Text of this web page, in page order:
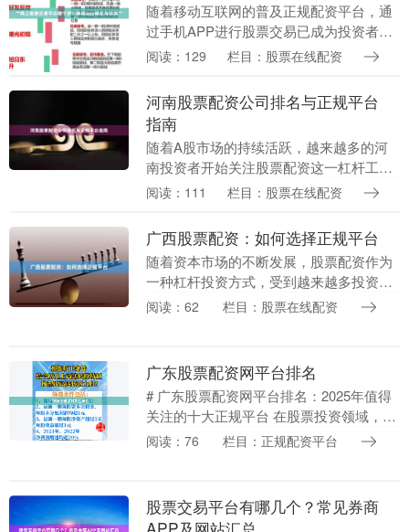
随着移动互联网的普及正规配资平台，通
过手机APP进行股票交易已成为投资者的
主流选择。面对市场上琳琅满目的券商应
哪个好？本文将....
阅读：129 栏目：股票在线配资
河南股票配资公司排名与正规平台
指南
随着A股市场的持续活跃，越来越多的河
南投资者开始关注股票配资这一杠杆工
具。然而，面对市场上众多配资公司，如
在线配资，成为投....
阅读：111 栏目：股票在线配资
广西股票配资：如何选择正规平台
随着资本市场的不断发展，股票配资作为
一种杠杆投资方式，受到越来越多投资者
的关注。在广西地区，股票配资平台数量
阅读：62 栏目：股票在线配资
广东股票配资网平台排名
# 广东股票配资网平台排名：2025年值得
关注的十大正规平台 在股票投资领域，配
资作为一种资金杠杆工具，可以帮助投资
阅读：76 栏目：正规配资平台
股票交易平台有哪几个？常见券商